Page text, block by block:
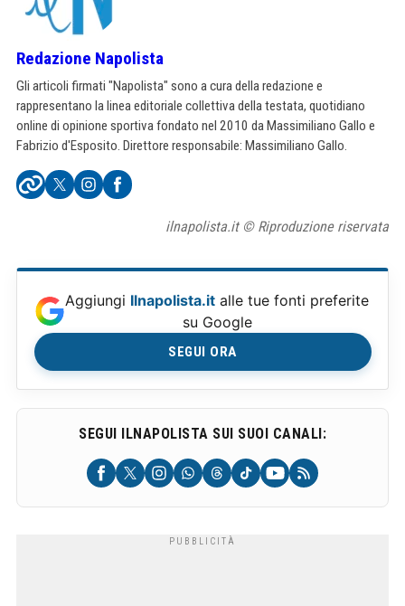
Redazione Napolista
Gli articoli firmati "Napolista" sono a cura della redazione e
rappresentano la linea editoriale collettiva della testata, quotidiano
online di opinione sportiva fondato nel 2010 da Massimiliano Gallo e
Fabrizio d'Esposito. Direttore responsabile: Massimiliano Gallo.
ilnapolista.it © Riproduzione riservata
Aggiungi Ilnapolista.it alle tue fonti preferite
su Google
SEGUI ORA
SEGUI ILNAPOLISTA SUI SUOI CANALI: